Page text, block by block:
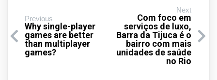
Previous
Why single-player
games are better
than multiplayer
games?
Next
Com foco em
serviços de luxo,
Barra da Tijuca é o
bairro com mais
unidades de saúde
no Rio